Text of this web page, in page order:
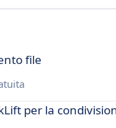
file
per la